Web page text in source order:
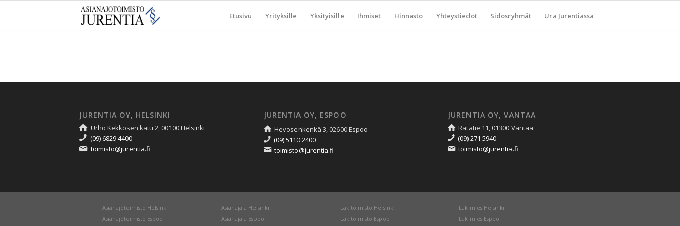
Etusivu Yrityksille Yksityisille Ihmiset Hinnasto Yhteystiedot Sidosryhmät Ura Jurentiassa
JURENTIA OY, HELSINKI
Urho Kekkosen katu 2, 00100 Helsinki
(09) 6829 4400
toimisto@jurentia.fi
JURENTIA OY, ESPOO
Hevosenkenkä 3, 02600 Espoo
(09) 5110 2400
toimisto@jurentia.fi
JURENTIA OY, VANTAA
Ratatie 11, 01300 Vantaa
(09) 271 5940
toimisto@jurentia.fi
Asianajotoimisto Helsinki
Asianajotoimisto Espoo
Asianajaja Helsinki
Asianajaja Espoo
Lakitoimisto Helsinki
Lakitoimisto Espoo
Lakimies Helsinki
Lakimies Espoo